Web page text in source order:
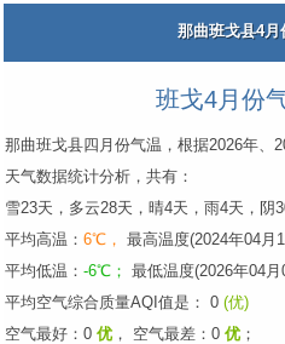
那曲班戈县4月
班戈4月份
那曲班戈县四月份气温，根据2026年、
天气数据统计分析，共有：
雪23天，多云28天，晴4天，雨4天，阴
平均高温： 6℃， 最高温度(2024年04月
平均低温： -6℃； 最低温度(2026年04月
平均空气综合质量AQI值是： 0 (优)
空气最好：0 优 ， 空气最差：0 优 ；